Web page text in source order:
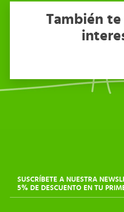
También
SUSCRÍBETE A NUESTRA
5% DE DESCUENTO EN TU